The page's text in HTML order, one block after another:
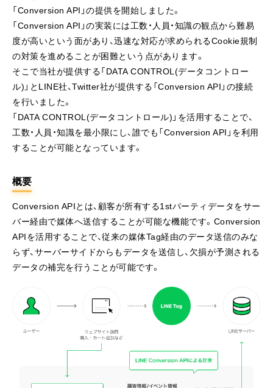
「Conversion API」の提供を開始しました。
「Conversion API」の実装には工数・人員・知識の観点から難易
度が高いという面があり、迅速な対応が求められるCookie規制
の対策を進めることが困難という点があります。
そこで当社が提供する「DATA CONTROL(データコントロー
ル)」とLINE社、Twitter社が提供する「Conversion API」の接続
を行いました。
「DATA CONTROL(データコントロール)」を活用することで、
工数・人員・知識を最小限にし、誰でも「Conversion API」を利用
することが可能となっています。
概要
Conversion APIとは、顧客が所有する1stパーティデータをサー
バー経由で媒体へ送信することが可能な機能です。Conversion
APIを活用することで、従来の媒体Tag経由のデータ送信のみな
らず、サーバーサイドからもデータを送信し、欠損が予測される
データの補完を行うことが可能です。